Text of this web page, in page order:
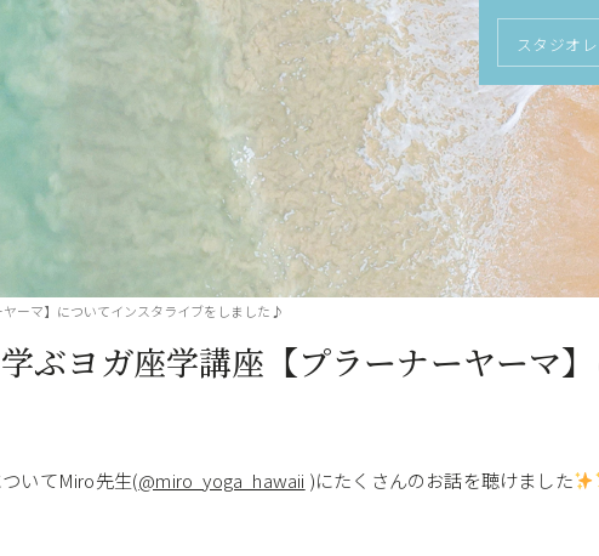
スタジオ
ーマ】についてインスタライブをしました♪
ぶヨガ座学講座【プラーナーヤーマ
いてMiro先生(@miro_yoga_hawaii )にたくさんのお話を聴けました